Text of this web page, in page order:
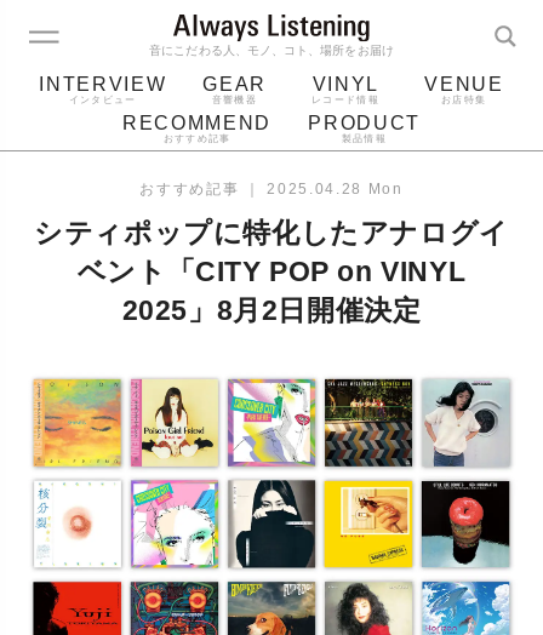
音にこだわる人、モノ、コト、場所をお届け
INTERVIEW
インタビュー
GEAR
音響機器
VINYL
レコード情報
VENUE
お店特集
RECOMMEND
おすすめ記事
PRODUCT
製品情報
ジャケット bluetooth
レコード針
おすすめ記事 ｜ 2025.04.28 Mon
シティポップに特化したアナログイ
ベント「CITY POP on VINYL
2025」8月2日開催決定